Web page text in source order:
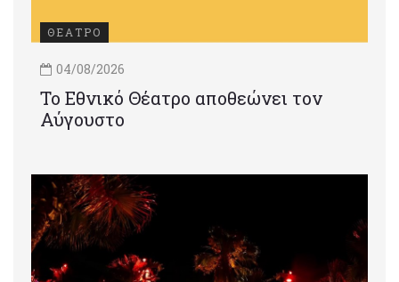
ΘΕΑΤΡΟ
04/08/2026
Το Εθνικό Θέατρο αποθεώνει τον
Αύγουστο